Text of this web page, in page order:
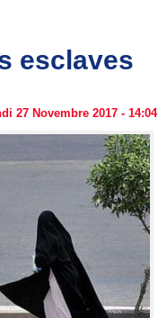
esclaves
27 Novembre 2017 - 14:04